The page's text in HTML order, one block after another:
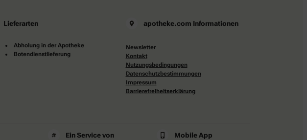
Lieferarten
Abholung in der Apotheke
Botendienstlieferung
apotheke.com Informationen
Newsletter
Kontakt
Nutzungsbedingungen
Datenschutzbestimmungen
Impressum
Barrierefreiheitserklärung
Ein Service von Mobile App